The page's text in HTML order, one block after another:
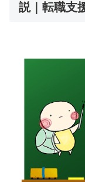
説｜転職支